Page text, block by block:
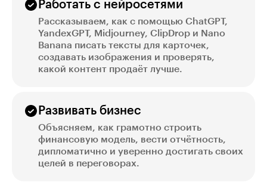
Работать с нейросетями
Рассказываем, как с помощью ChatGPT,
YandexGPT, Midjourney, ClipDrop и Nano
Banana писать тексты для карточек,
создавать изображения и проверять,
какой контент продаёт лучше.
Развивать бизнес
Объясняем, как грамотно строить
финансовую модель, вести отчётность,
дипломатично и уверенно достигать своих
целей в переговорах.